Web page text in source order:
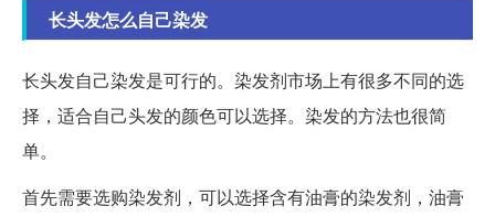
长头发怎么自己染发
长头发自己染发是可行的。染发剂市场上有很多不同的选
择，适合自己头发的颜色可以选择。染发的方法也很简
单。
首先需要选购染发剂，可以选择含有油膏的染发剂，油膏